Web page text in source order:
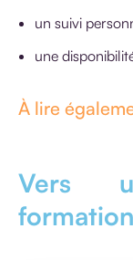
un suivi
une
À lire
Vers